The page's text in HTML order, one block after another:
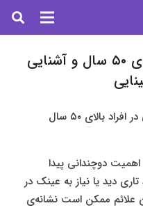
عوارض چشمی در افراد بالای ۵۰ سال و آشنایی
در این مقاله به برسی عوارض چشمی در افراد بالای ۵۰ سال
اهمیت دوچندانی پیدا
دید یا نیاز به عینک در
علائم ممکن است نشانه‌ی